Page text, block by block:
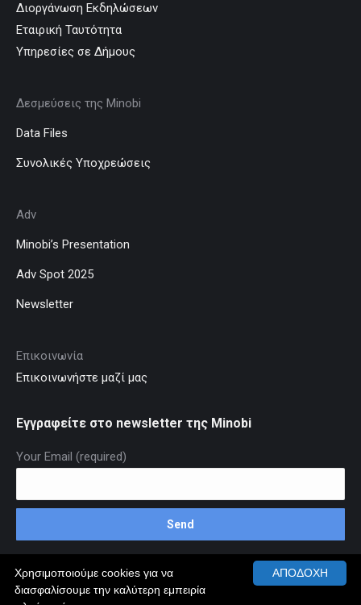
Διοργάνωση Εκδηλώσεων
Εταιρική Ταυτότητα
Υπηρεσίες σε Δήμους
Δεσμεύσεις της Minobi
Data Files
Συνολικές Υποχρεώσεις
Adv
Minobi’s Presentation
Adv Spot 2025
Newsletter
Επικοινωνία
Επικοινωνήστε μαζί μας
Εγγραφείτε στο newsletter της Minobi
Your Email (required)
ΑΠΟΔΟΧΗ
Χρησιμοποιούμε cookies για να
διασφαλίσουμε την καλύτερη εμπειρία